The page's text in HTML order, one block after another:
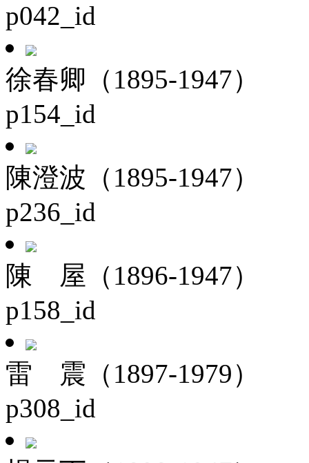
p042_id
徐春卿（1895-1947）
p154_id
陳澄波（1895-1947）
p236_id
陳 屋（1896-1947）
p158_id
雷 震（1897-1979）
p308_id